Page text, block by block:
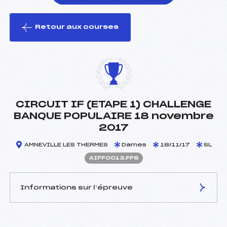
le ski
Retour aux courses
CIRCUIT IF (ETAPE 1) CHALLENGE
BANQUE POPULAIRE 18 novembre
2017
AMNEVILLE LES THERMES Dames 18/11/17 SL
AIFF0013.FFS
Informations sur l’épreuve